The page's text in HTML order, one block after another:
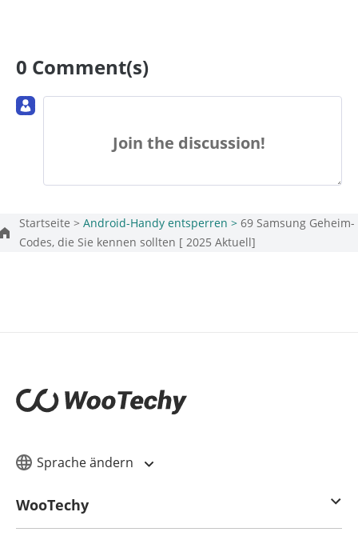
0 Comment(s)
Join the discussion!
Startseite > Android-Handy entsperren > 69 Samsung Geheim-
Codes, die Sie kennen sollten [ 2025 Aktuell]
Sprache ändern
WooTechy